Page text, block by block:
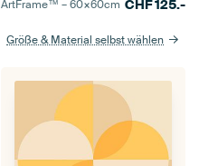
ArtFrame™ –60×60cm CHF125.-
Größe & Material selbst wählen